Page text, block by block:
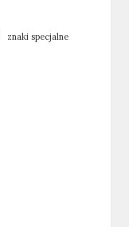
znaki specjalne